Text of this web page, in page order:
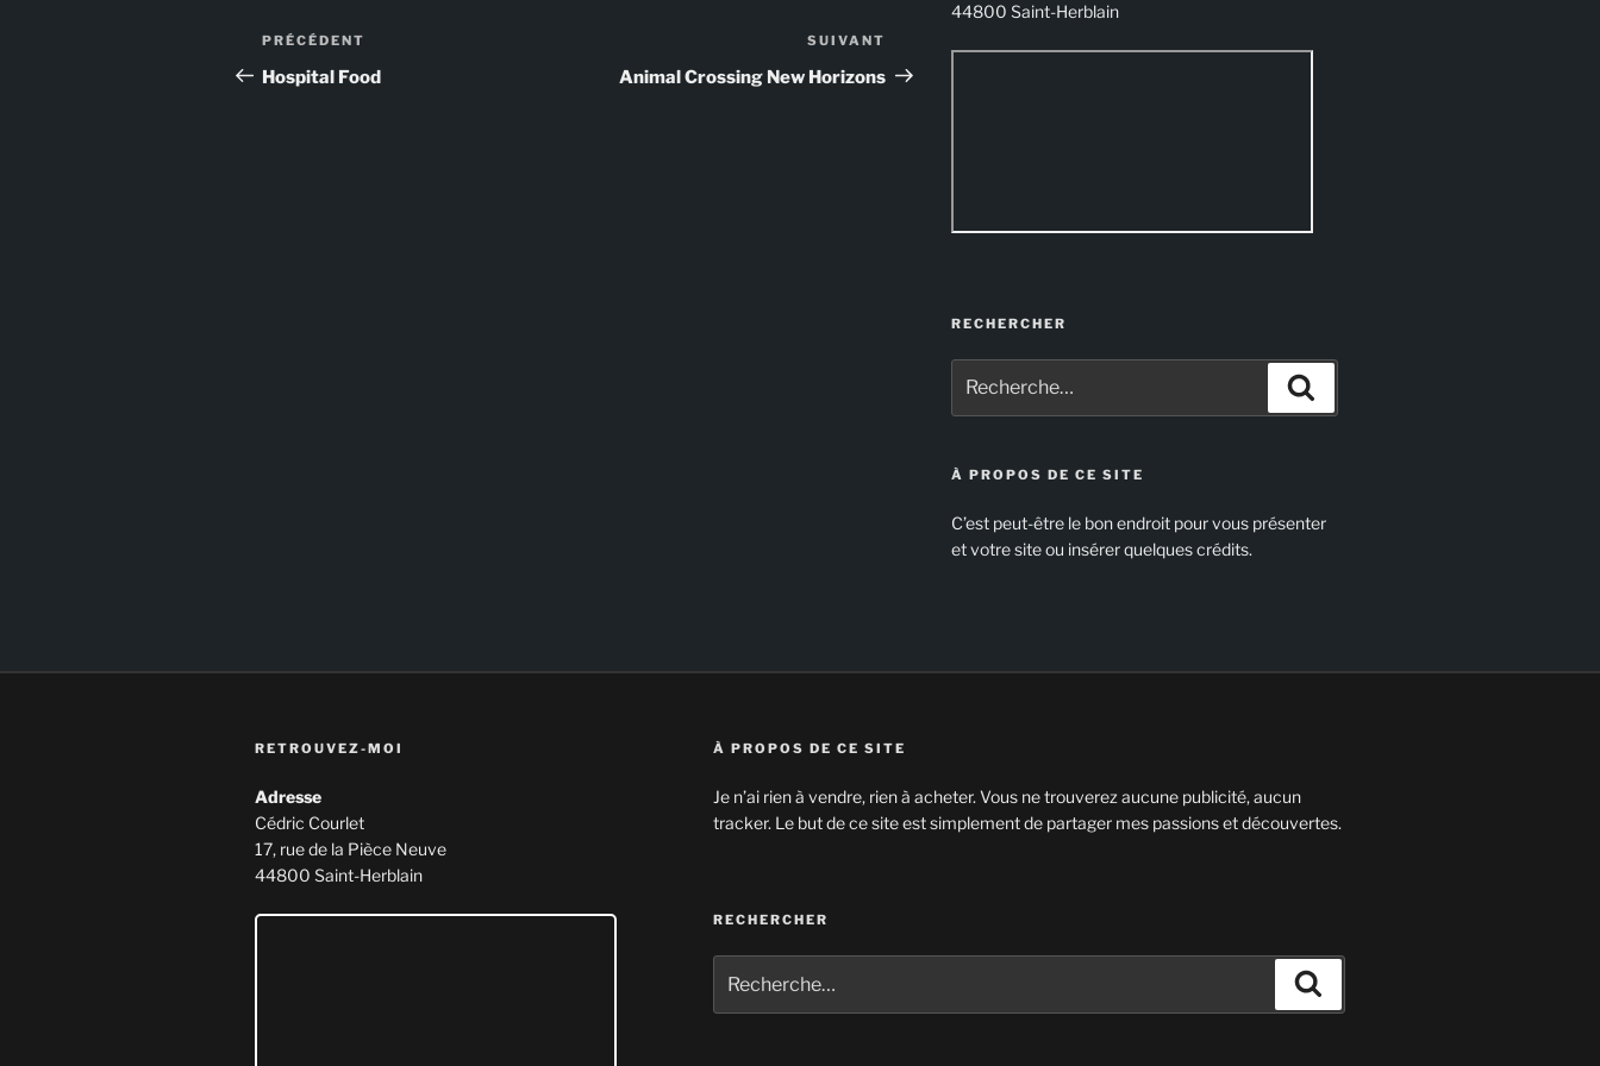
Navigation
de
Article
précédent
PRÉCÉDENT
Hospital Food
suivant
SUIVANT
Animal Crossing New Horizons
44800 Saint-Herblain
RECHERCHER
pour
:
À PROPOS DE CE SITE
C’est peut-être le bon endroit pour vous présenter
et votre site ou insérer quelques crédits.
RETROUVEZ-MOI
Adresse
Cédric Courlet
17, rue de la Pièce Neuve
44800 Saint-Herblain
À PROPOS DE CE SITE
Je n’ai rien à vendre, rien à acheter. Vous ne trouverez aucune publicité, aucun
tracker. Le but de ce site est simplement de partager mes passions et découvertes.
RECHERCHER
pour
: